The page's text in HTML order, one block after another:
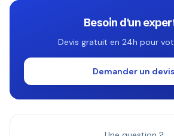
Besoin d'un
Devis gratuit en 24h pour
Demander un devis